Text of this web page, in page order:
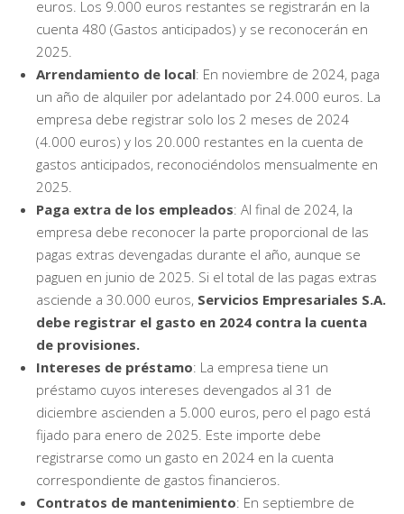
euros. Los 9.000 euros restantes se registrarán en la
cuenta 480 (Gastos anticipados) y se reconocerán en
2025.
Arrendamiento de local: En noviembre de 2024, paga
un año de alquiler por adelantado por 24.000 euros. La
empresa debe registrar solo los 2 meses de 2024
(4.000 euros) y los 20.000 restantes en la cuenta de
gastos anticipados, reconociéndolos mensualmente en
2025.
Paga extra de los empleados: Al final de 2024, la
empresa debe reconocer la parte proporcional de las
pagas extras devengadas durante el año, aunque se
paguen en junio de 2025. Si el total de las pagas extras
asciende a 30.000 euros, Servicios Empresariales S.A.
debe registrar el gasto en 2024 contra la cuenta
de provisiones.
Intereses de préstamo: La empresa tiene un
préstamo cuyos intereses devengados al 31 de
diciembre ascienden a 5.000 euros, pero el pago está
fijado para enero de 2025. Este importe debe
registrarse como un gasto en 2024 en la cuenta
correspondiente de gastos financieros.
Contratos de mantenimiento: En septiembre de